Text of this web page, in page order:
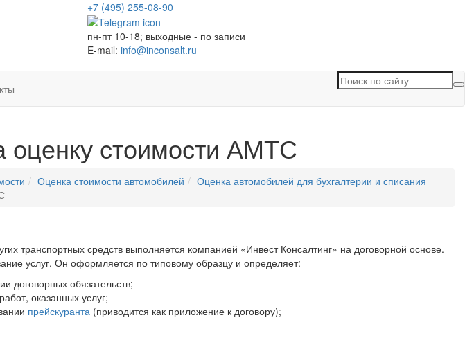
+7 (495) 255-08-90
пн-пт 10-18; выходные - по записи
E-mail: info@inconsalt.ru
оценку стоимости АМТС
Оценка стоимости автомобилей
Оценка автомобилей для бухгалтерии и списания
транспортных средств выполняется компанией «Инвест Консалтинг» на договорной основе.
услуг. Он оформляется по типовому образцу и определяет:
договорных обязательств;
оказанных услуг;
прейскуранта (приводится как приложение к договору);